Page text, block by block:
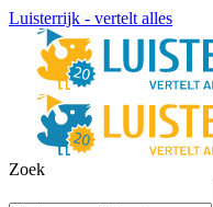
Luisterrijk - vertelt alles
Zoek